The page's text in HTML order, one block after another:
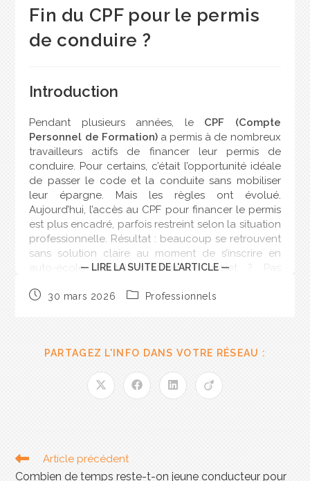
Fin du CPF pour le permis
de conduire ?
Introduction
Pendant plusieurs années, le CPF (Compte
Personnel de Formation)a permis à de nombreux
travailleurs actifs de financer leur permis de
conduire. Pour certains, c’était l’opportunité idéale
de passer le code et la conduite sans mobiliser
leur épargne. Mais les règles ont évolué.
Aujourd’hui, l’accès au CPF pour financer le permis
est plus encadré, parfois restreint selon la situation
professionnelle. Résultat : beaucoup se retrouvent
sans solution claire au moment de s’inscrire en
auto-école. Faut-il reporter le projet ? Pas
à condition de bien les identifier.
permis via le CPF a changé
Le CPF avait pour objectif de favoriser l’accès à la
formation professionnelle. Le permis de conduire
Désormais, le financement via le CPF est soumis à
des critères plus stricts : le permis doit s’inscrire
— LIRE LA SUITE DE L'ARTICLE —
30 mars 2026 Professionnels
PARTAGEZ L'INFO DANS VOTRE RÉSEAU :
Article précédent
Combien de temps reste-t-on jeune conducteur pour